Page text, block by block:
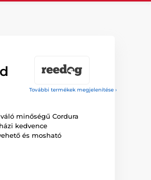
További termékek megjelenítése ›
minőségű Cordura
kedvence
és mosható